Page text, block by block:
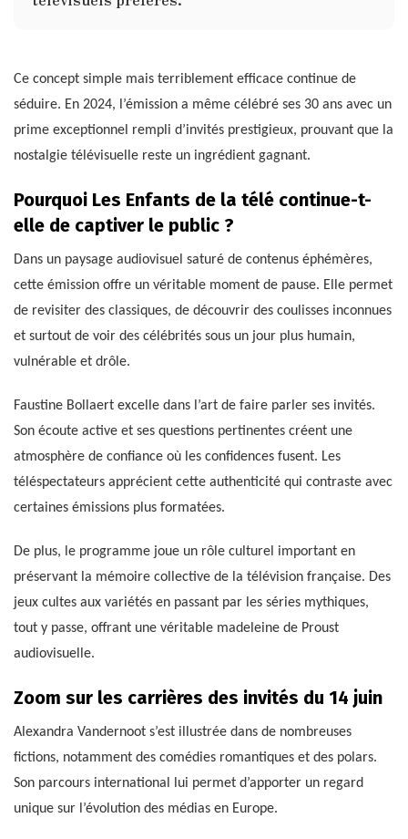
Ce concept simple mais terriblement efficace continue de
séduire. En 2024, l’émission a même célébré ses 30 ans avec un
prime exceptionnel rempli d’invités prestigieux, prouvant que la
nostalgie télévisuelle reste un ingrédient gagnant.
Pourquoi Les Enfants de la télé continue-t-
elle de captiver le public ?
Dans un paysage audiovisuel saturé de contenus éphémères,
cette émission offre un véritable moment de pause. Elle permet
de revisiter des classiques, de découvrir des coulisses inconnues
et surtout de voir des célébrités sous un jour plus humain,
vulnérable et drôle.
Faustine Bollaert excelle dans l’art de faire parler ses invités.
Son écoute active et ses questions pertinentes créent une
atmosphère de confiance où les confidences fusent. Les
téléspectateurs apprécient cette authenticité qui contraste avec
certaines émissions plus formatées.
De plus, le programme joue un rôle culturel important en
préservant la mémoire collective de la télévision française. Des
jeux cultes aux variétés en passant par les séries mythiques,
tout y passe, offrant une véritable madeleine de Proust
audiovisuelle.
Zoom sur les carrières des invités du 14 juin
Alexandra Vandernoot s’est illustrée dans de nombreuses
fictions, notamment des comédies romantiques et des polars.
Son parcours international lui permet d’apporter un regard
unique sur l’évolution des médias en Europe.